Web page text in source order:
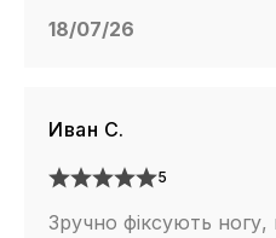
18/07/26
Иван С.
5
Зручно фіксують